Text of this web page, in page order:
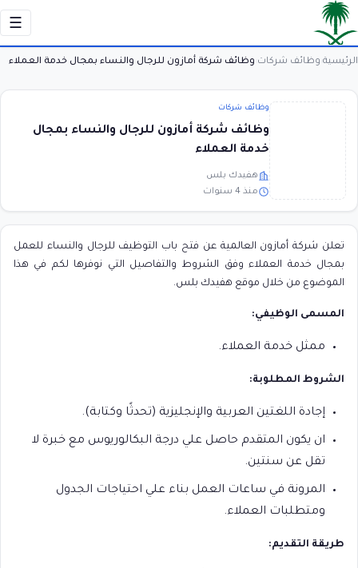
☰
الرئيسية وظائف شركات وظائف شركة أمازون للرجال والنساء بمجال خدمة العملاء
وظائف شركات
وظائف شركة أمازون للرجال والنساء بمجال
خدمة العملاء
هفيدك بلس
منذ 4 سنوات
تعلن شركة أمازون العالمية عن فتح باب التوظيف للرجال والنساء للعمل
بمجال خدمة العملاء وفق الشروط والتفاصيل التي نوفرها لكم في هذا
الموضوع من خلال موقع هفيدك بلس.
المسمى الوظيفي:
ممثل خدمة العملاء.
الشروط المطلوبة:
إجادة اللغتين العربية والإنجليزية (تحدثًا وكتابة).
ان يكون المتقدم حاصل علي درجة البكالوريوس مع خبرة لا
تقل عن سنتين.
المرونة في ساعات العمل بناء علي احتياجات الجدول
ومتطلبات العملاء.
طريقة التقديم: